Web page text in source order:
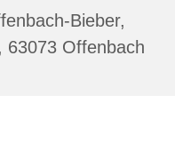
Bieber,
63073 Offenbach